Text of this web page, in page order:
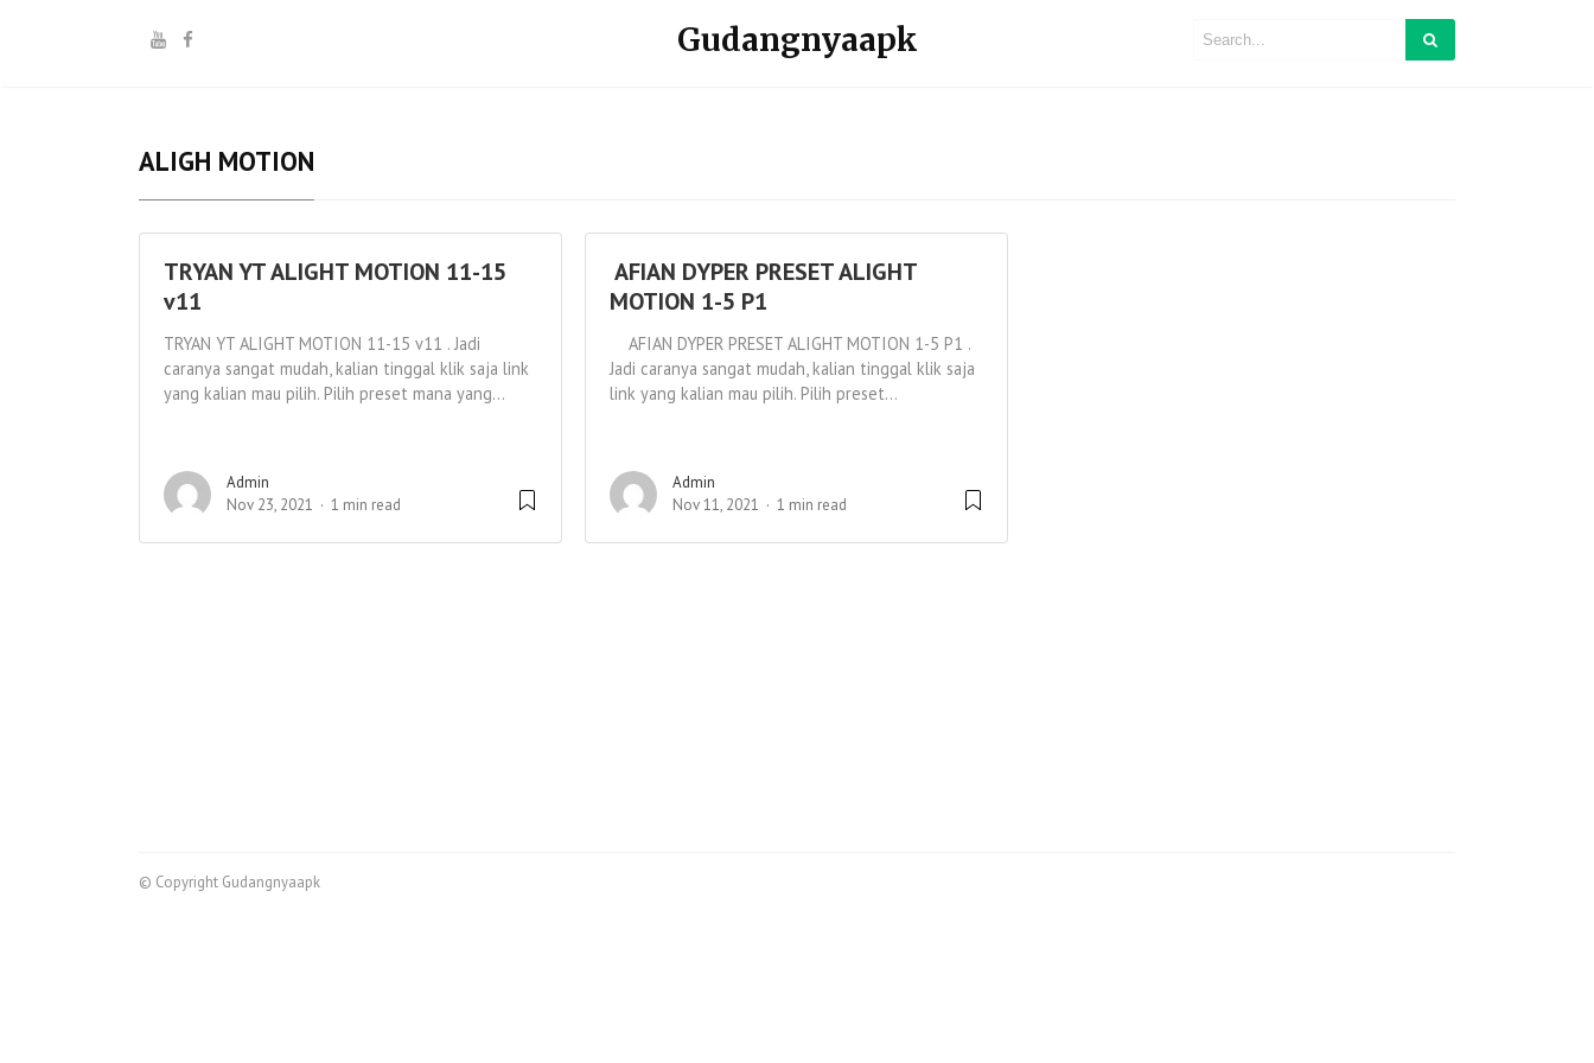
Gudangnyaapk
ALIGH MOTION
TRYAN YT ALIGHT MOTION 11-15
v11
TRYAN YT ALIGHT MOTION 11-15 v11 . Jadi
caranya sangat mudah, kalian tinggal klik saja link
yang kalian mau pilih. Pilih preset mana yang...
Admin
Nov 23, 2021
1 min read
AFIAN DYPER PRESET ALIGHT
MOTION 1-5 P1
AFIAN DYPER PRESET ALIGHT MOTION 1-5 P1 .
Jadi caranya sangat mudah, kalian tinggal klik saja
link yang kalian mau pilih. Pilih preset...
Admin
Nov 11, 2021
1 min read
© Copyright Gudangnyaapk